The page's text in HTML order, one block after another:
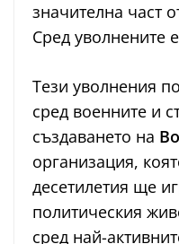
значителна част
Сред уволнените
Тези уволнения
сред военните и
създаването на
организация,
десетилетия ще
политическия
сред най-